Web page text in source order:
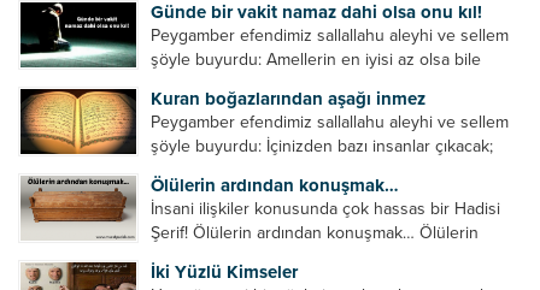
Günde bir vakit namaz dahi olsa onu kıl!
Peygamber efendimiz sallallahu aleyhi ve sellem
şöyle buyurdu: Amellerin en iyisi az olsa bile
bir yere sahiptir. Namaz kul ile Allah arasındaki bir
toplantıdır....
Kuran boğazlarından aşağı inmez
Peygamber efendimiz sallallahu aleyhi ve sellem
şöyle buyurdu: İçinizden bazı insanlar çıkacak;
küçümseyeceksiniz. Onların oruçlarını görünce
kendi oruçlarınızı küçümseyeceksiniz. Onların
amellerini görünce kendi amellerinizi
küçümseyeceksiniz. ...
Ölülerin ardından konuşmak…
İnsani ilişkiler konusunda çok hassas bir Hadisi
Şerif! Ölülerin ardından konuşmak… Ölülerin
küfretmek, sövmek, onların günah ve kusurlarını
İki Yüzlü Kimseler